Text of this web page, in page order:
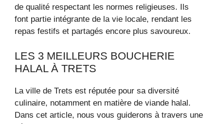
de qualité respectant les normes religieuses. Ils
font partie intégrante de la vie locale, rendant les
repas festifs et partagés encore plus savoureux.
LES 3 MEILLEURS BOUCHERIE
HALAL À TRETS
La ville de Trets est réputée pour sa diversité
culinaire, notamment en matière de viande halal.
Dans cet article, nous vous guiderons à travers une